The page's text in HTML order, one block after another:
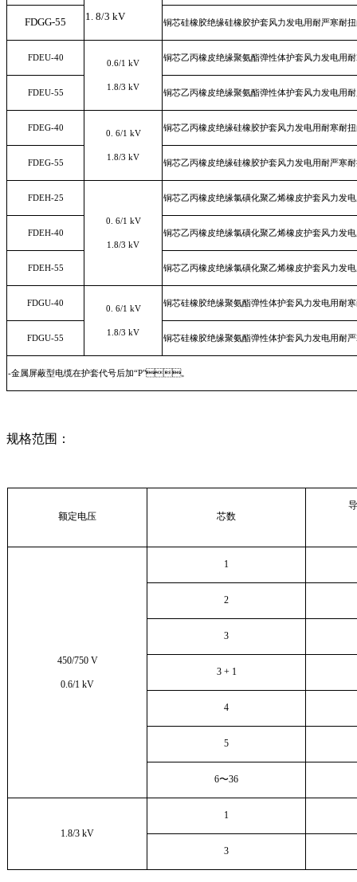
1. 8/3 kV
FDGG-55 铜芯硅橡胶绝缘硅橡胶护套风力发电用耐严寒耐
FDEU-40
0.6/1 kV
1.8/3 kV
铜芯乙丙橡皮绝缘聚氨酯弹性体护套风力发电用
FDEU-55 铜芯乙丙橡皮绝缘聚氨酯弹性体护套风力发电用
FDEG-40
0. 6/1 kV
1.8/3 kV
铜芯乙丙橡皮绝缘硅橡胶护套风力发电用耐寒耐
FDEG-55 铜芯乙丙橡皮绝缘硅橡胶护套风力发电用耐严寒
FDEH-25
0. 6/1 kV
1.8/3 kV
铜芯乙丙橡皮绝缘氯磺化聚乙烯橡皮护套风力发
FDEH-40 铜芯乙丙橡皮绝缘氯磺化聚乙烯橡皮护套风力发
FDEH-55 铜芯乙丙橡皮绝缘氯磺化聚乙烯橡皮护套风力发
FDGU-40
0. 6/1 kV
1.8/3 kV
铜芯硅橡胶绝缘聚氨酯弹性体护套风力发电用耐
FDGU-55 铜芯硅橡胶绝缘聚氨酯弹性体护套风力发电用耐
-金属屏蔽型电缆在护套代号后加“P"。
规格范围：
额定电压 芯数
450/750 V
0.6/1 kV
1
2
3
3 + 1
4
5
6〜36
1.8/3 kV
1
3